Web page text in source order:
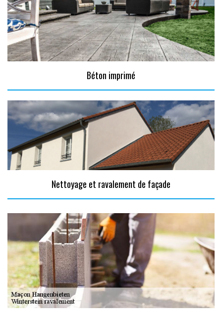
Béton imprimé
Nettoyage et ravalement de façade